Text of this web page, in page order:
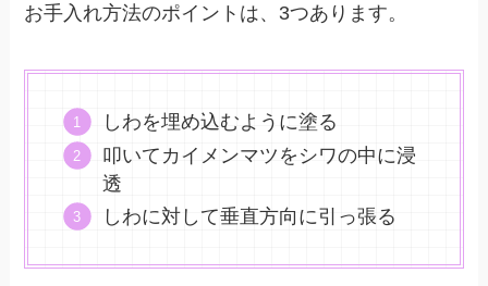
お手入れ方法のポイントは、3つあります。
しわを埋め込むように塗る
叩いてカイメンマツをシワの中に浸
透
しわに対して垂直方向に引っ張る